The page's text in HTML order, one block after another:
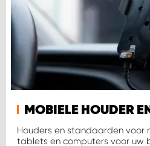
MOBIELE HOUDER
Houders en standaarden voor
tablets en computers voor uw
WORK SYSTEM GRONINGEN
WORK SYSTEM HARDERWIJK
WORK SYSTEM HARMELEN
WORK SYSTEM HARTWERD